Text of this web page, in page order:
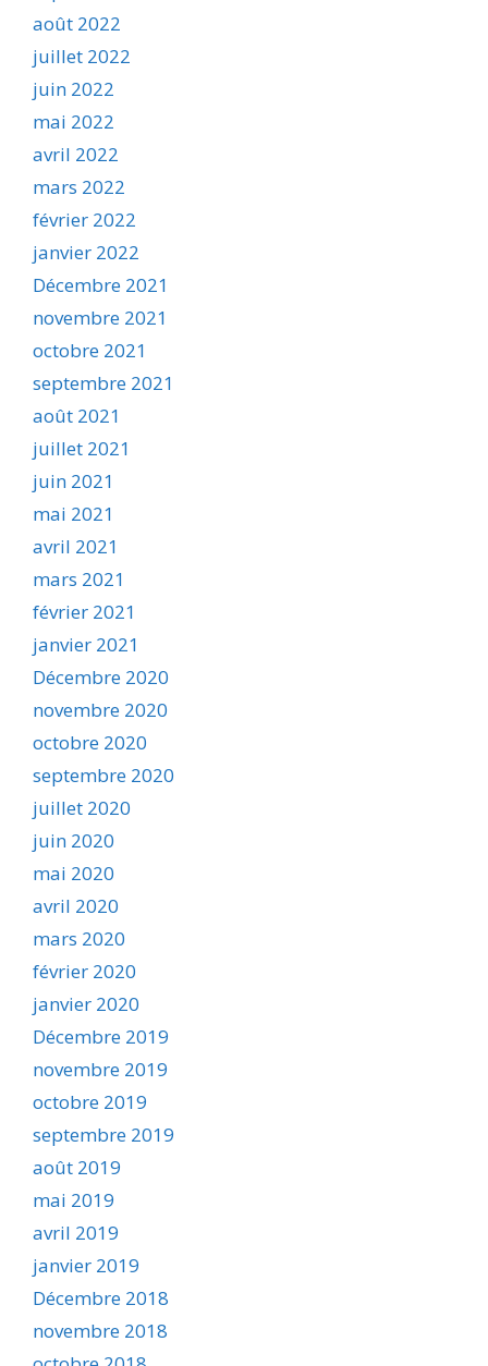
août 2022
juillet 2022
juin 2022
mai 2022
avril 2022
mars 2022
février 2022
janvier 2022
Décembre 2021
novembre 2021
octobre 2021
septembre 2021
août 2021
juillet 2021
juin 2021
mai 2021
avril 2021
mars 2021
février 2021
janvier 2021
Décembre 2020
novembre 2020
octobre 2020
septembre 2020
juillet 2020
juin 2020
mai 2020
avril 2020
mars 2020
février 2020
janvier 2020
Décembre 2019
novembre 2019
octobre 2019
septembre 2019
août 2019
mai 2019
avril 2019
janvier 2019
Décembre 2018
novembre 2018